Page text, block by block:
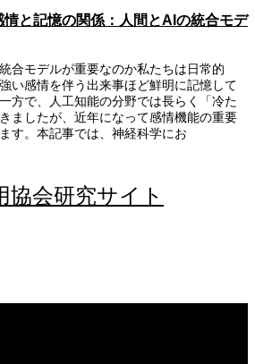
と記憶の関係：人間とAIの統合モデ
合モデルが重要なのか私たちは日常的
い感情を伴う出来事ほど鮮明に記憶して
方で、人工知能の分野では長らく「冷た
ましたが、近年になって感情機能の重要
す。本記事では、神経科学にお
協会研究サイト